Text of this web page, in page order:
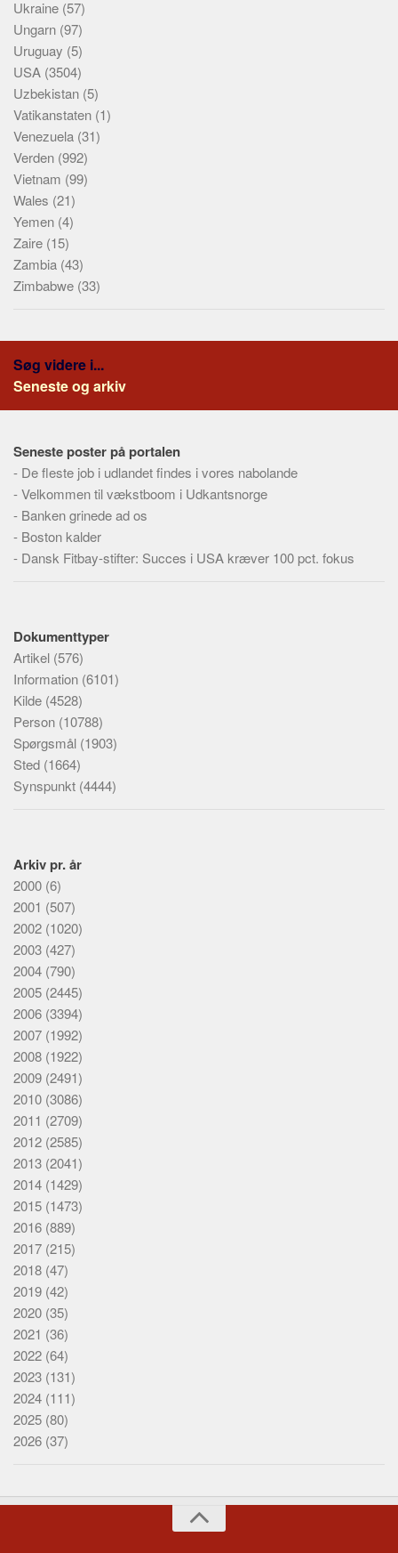
Ukraine (57)
Ungarn (97)
Uruguay (5)
USA (3504)
Uzbekistan (5)
Vatikanstaten (1)
Venezuela (31)
Verden (992)
Vietnam (99)
Wales (21)
Yemen (4)
Zaire (15)
Zambia (43)
Zimbabwe (33)
Søg videre i...
Seneste og arkiv
Seneste poster på portalen
- De fleste job i udlandet findes i vores nabolande
-Velkommen til vækstboom i Udkantsnorge
- Banken grinede ad os
- Boston kalder
- Dansk Fitbay-stifter: Succes i USA kræver 100 pct. fokus
Dokumenttyper
Artikel (576)
Information (6101)
Kilde (4528)
Person (10788)
Spørgsmål (1903)
Sted (1664)
Synspunkt (4444)
Arkiv pr. år
2000 (6)
2001 (507)
2002 (1020)
2003 (427)
2004 (790)
2005 (2445)
2006 (3394)
2007 (1992)
2008 (1922)
2009 (2491)
2010 (3086)
2011 (2709)
2012 (2585)
2013 (2041)
2014 (1429)
2015 (1473)
2016 (889)
2017 (215)
2018 (47)
2019 (42)
2020 (35)
2021 (36)
2022 (64)
2023 (131)
2024 (111)
2025 (80)
2026 (37)